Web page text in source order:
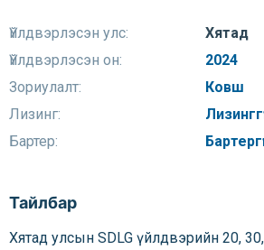
Үйлдвэрлэсэн улс:
Хятад
Үйлдвэрлэсэн он:
2024
Зориулалт:
Ковш
Лизинг:
Бартер:
Тайлбар
Хятад улсын SDLG үйлдвэрийн 20,